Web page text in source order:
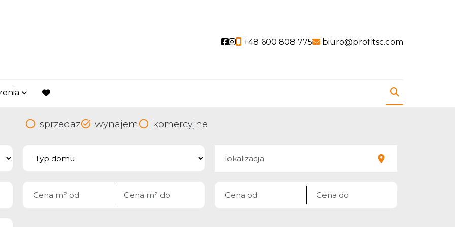
Social link
Social link
+48 600 808 775 biuro@profitsc.com
favorite
sprzedaz wynajem komercyjne